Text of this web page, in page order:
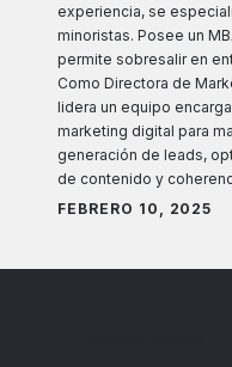
experiencia, se
minoristas. Posee un
permite sobresalir en
Como Directora de
lidera un equipo
marketing digital para
generación de leads,
de contenido y
FEBRERO 10, 2025